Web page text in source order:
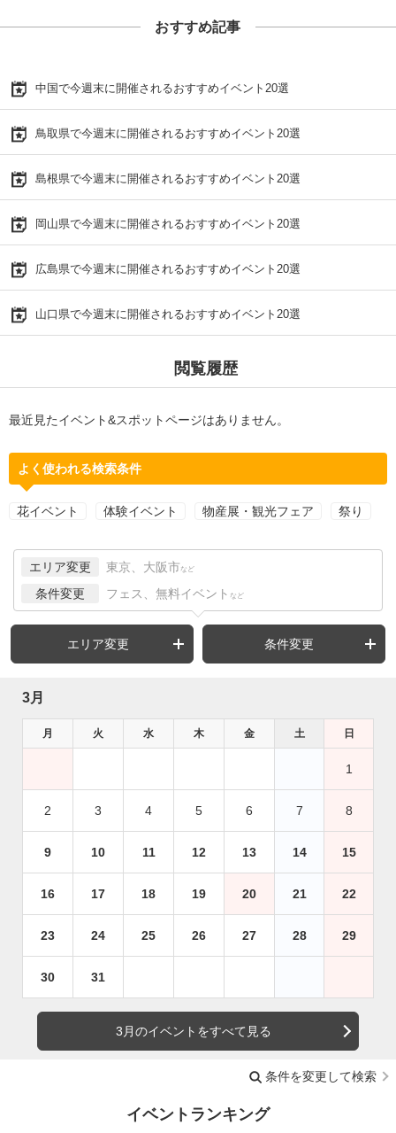
おすすめ記事
中国で今週末に開催されるおすすめイベント20選
鳥取県で今週末に開催されるおすすめイベント20選
島根県で今週末に開催されるおすすめイベント20選
岡山県で今週末に開催されるおすすめイベント20選
広島県で今週末に開催されるおすすめイベント20選
山口県で今週末に開催されるおすすめイベント20選
閲覧履歴
最近見たイベント&スポットページはありません。
よく使われる検索条件
花イベント 体験イベント 物産展・観光フェア 祭り
エリア変更 東京、大阪市 など
条件変更 フェス、無料イベント など
エリア変更 条件変更
3月
月 火 水 木 金 土 日
1
2 3 4 5 6 7 8
9 10 11 12 13 14 15
16 17 18 19 20 21 22
23 24 25 26 27 28 29
30 31
3月のイベントをすべて見る
条件を変更して検索
イベントランキング